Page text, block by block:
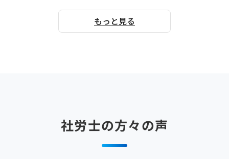
もっと見る
社労士の方々の声